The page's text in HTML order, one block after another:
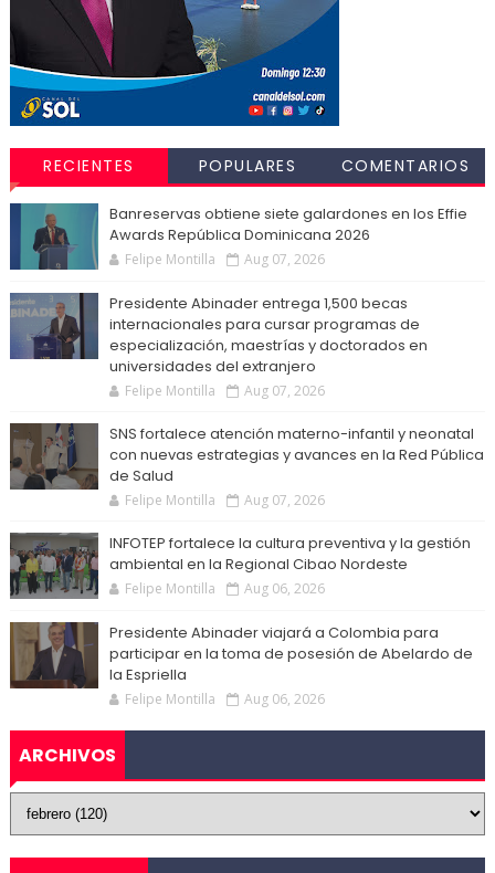
RECIENTES POPULARES COMENTARIOS
Banreservas obtiene siete galardones en los Effie
Awards República Dominicana 2026
Felipe Montilla Aug 07, 2026
Presidente Abinader entrega 1,500 becas
internacionales para cursar programas de
especialización, maestrías y doctorados en
universidades del extranjero
Felipe Montilla Aug 07, 2026
SNS fortalece atención materno-infantil y neonatal
con nuevas estrategias y avances en la Red Pública
de Salud
Felipe Montilla Aug 07, 2026
INFOTEP fortalece la cultura preventiva y la gestión
ambiental en la Regional Cibao Nordeste
Felipe Montilla Aug 06, 2026
Presidente Abinader viajará a Colombia para
participar en la toma de posesión de Abelardo de
la Espriella
Felipe Montilla Aug 06, 2026
ARCHIVOS